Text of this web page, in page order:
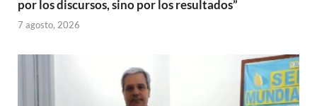
por los discursos, sino por los resultados”
7 agosto, 2026